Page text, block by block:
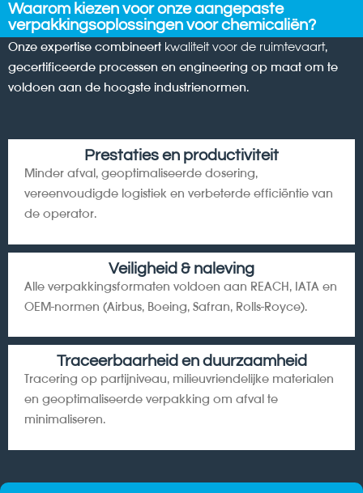
Waarom kiezen voor onze aangepaste
verpakkingsoplossingen voor chemicaliën?
Onze expertise combineert kwaliteit voor de ruimtevaart,
gecertificeerde processen en engineering op maat om te
voldoen aan de hoogste industrienormen.
Prestaties en productiviteit
Minder afval, geoptimaliseerde dosering,
vereenvoudigde logistiek en verbeterde efficiëntie van
de operator.
Veiligheid & naleving
Alle verpakkingsformaten voldoen aan REACH, IATA en
OEM-normen (Airbus, Boeing, Safran, Rolls-Royce).
Traceerbaarheid en duurzaamheid
Tracering op partijniveau, milieuvriendelijke materialen
en geoptimaliseerde verpakking om afval te
minimaliseren.